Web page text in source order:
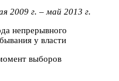
2009 г. – май 2013 г.
непрерывного
у власти
выборов